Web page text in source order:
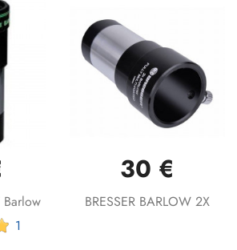
Barlow
1
30 €
BRESSER BARLOW 2X